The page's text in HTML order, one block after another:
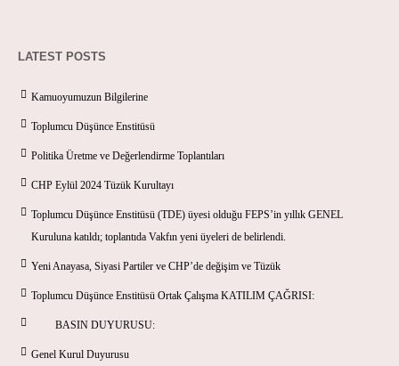
LATEST POSTS
Kamuoyumuzun Bilgilerine
Toplumcu Düşünce Enstitüsü
Politika Üretme ve Değerlendirme Toplantıları
CHP Eylül 2024 Tüzük Kurultayı
Toplumcu Düşünce Enstitüsü (TDE) üyesi olduğu FEPS’in yıllık GENEL
Kuruluna katıldı; toplantıda Vakfın yeni üyeleri de belirlendi.
Yeni Anayasa, Siyasi Partiler ve CHP’de değişim ve Tüzük
Toplumcu Düşünce Enstitüsü Ortak Çalışma KATILIM ÇAĞRISI:
BASIN DUYURUSU:
Genel Kurul Duyurusu